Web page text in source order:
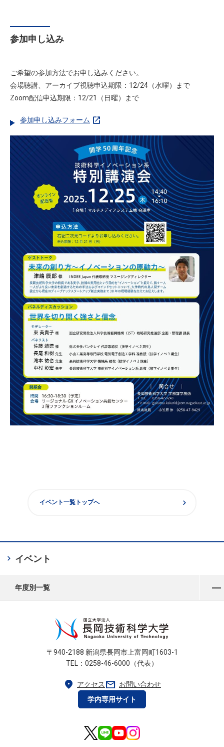
参加申し込み
ご希望の参加方法でお申し込みください。
会場聴講、アーカイブ視聴申込期限：12/24（水曜）まで
Zoom配信申込期限：12/21（日曜）まで
参加申し込みフォーム open_in_new
イベント一覧トップへ chevron_right
イベント
chevron_right
年度別一覧
〒940-2188 新潟県長岡市上富岡町1603-1
TEL：0258-46-6000（代表）
location_on アクセス mail お問い合わせ
学内専用サイト